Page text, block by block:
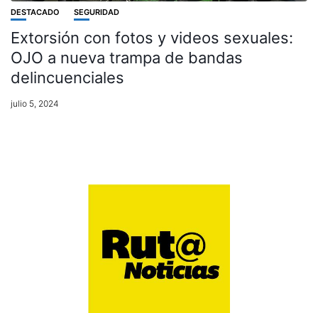
DESTACADO SEGURIDAD
Extorsión con fotos y videos sexuales:
OJO a nueva trampa de bandas
delincuenciales
julio 5, 2024